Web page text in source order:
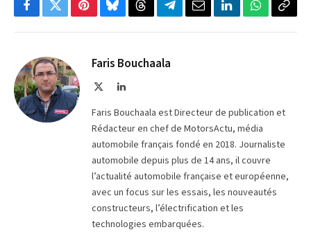
Facebook
TwitterPinterestBlueskyThreadsPartager
Telegram
EmailLinkedInWhatsApp
Faris Bouchaala
LinkedIn
Faris Bouchaala est Directeur de publication et
Rédacteur en chef de MotorsActu, média
automobile français fondé en 2018. Journaliste
automobile depuis plus de 14 ans, il couvre
l’actualité automobile française et européenne,
avec un focus sur les essais, les nouveautés
constructeurs, l’électrification et les
technologies embarquées.